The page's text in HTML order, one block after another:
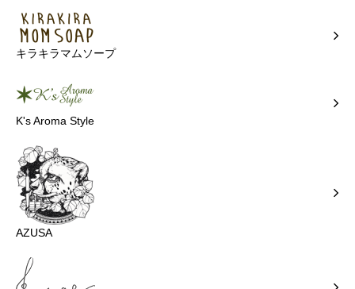
キラキラマムソープ
K's Aroma Style
AZUSA